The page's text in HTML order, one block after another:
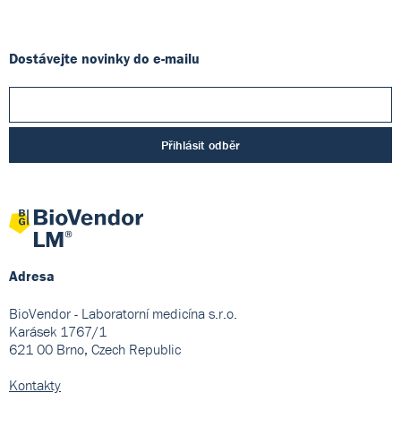
Dostávejte novinky do e-mailu
Přihlásit odběr
Adresa
BioVendor - Laboratorní medicína s.r.o.
Karásek 1767/1
621 00 Brno, Czech Republic
Kontakty